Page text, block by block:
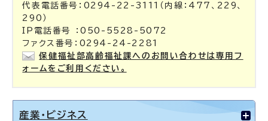
代表電話番号：0294-22-3111（内線：477、229、
290）
IP電話番号 ：050-5528-5072
ファクス番号：0294-24-2281
保健福祉部高齢福祉課へのお問い合わせは専用フ
ォームをご利用ください。
産業・ビジネス